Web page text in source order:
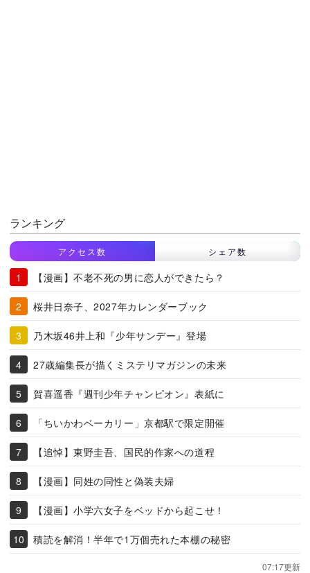
ランキング
アクセス数 シェア数
【漫画】不老不死の男に恋人ができたら？
桜井日奈子、2027年カレンダーブック
乃木坂46井上和『少年サンデー』登場
27歳編集長が描くミステリマガジンの未来
賀喜遥香『週刊少年チャンピオン』表紙に
「ちいかわベーカリー」京都駅で限定開催
【追悼】東野圭吾、国民的作家への道程
【漫画】同姓の同性と偽装夫婦
【漫画】小学六女子をベッドから起こせ！
積読を解消！半年で1万個売れた本棚の秘密
07:17更新